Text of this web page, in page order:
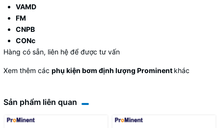
VAMD
FM
CNPB
CONc
Hàng có sẵn, liên hệ để được tư vấn
Xem thêm các phụ kiện bơm định lượng Prominent khác
Sản phẩm liên quan